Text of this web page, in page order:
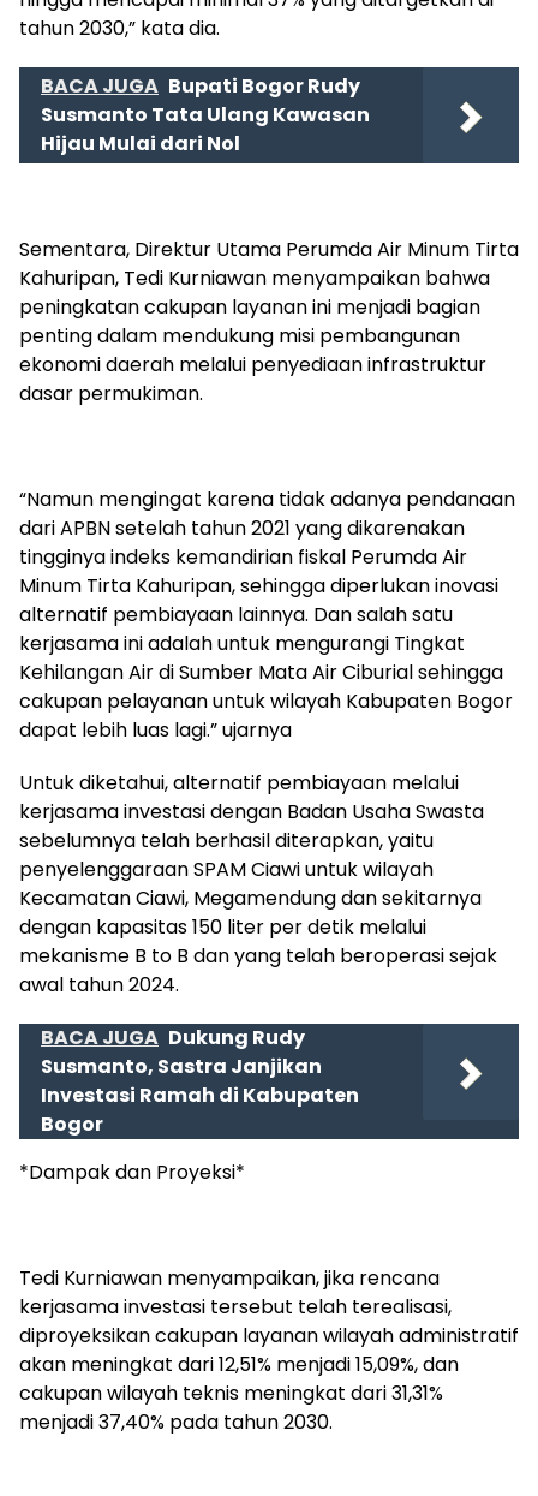
tahun 2030,” kata dia.
BACA JUGA Bupati Bogor Rudy
Susmanto Tata Ulang Kawasan
Hijau Mulai dari Nol
Sementara, Direktur Utama Perumda Air Minum Tirta
Kahuripan, Tedi Kurniawan menyampaikan bahwa
peningkatan cakupan layanan ini menjadi bagian
penting dalam mendukung misi pembangunan
ekonomi daerah melalui penyediaan infrastruktur
dasar permukiman.
“Namun mengingat karena tidak adanya pendanaan
dari APBN setelah tahun 2021 yang dikarenakan
tingginya indeks kemandirian fiskal Perumda Air
Minum Tirta Kahuripan, sehingga diperlukan inovasi
alternatif pembiayaan lainnya. Dan salah satu
kerjasama ini adalah untuk mengurangi Tingkat
Kehilangan Air di Sumber Mata Air Ciburial sehingga
cakupan pelayanan untuk wilayah Kabupaten Bogor
dapat lebih luas lagi.” ujarnya
Untuk diketahui, alternatif pembiayaan melalui
kerjasama investasi dengan Badan Usaha Swasta
sebelumnya telah berhasil diterapkan, yaitu
penyelenggaraan SPAM Ciawi untuk wilayah
Kecamatan Ciawi, Megamendung dan sekitarnya
dengan kapasitas 150 liter per detik melalui
mekanisme B to B dan yang telah beroperasi sejak
awal tahun 2024.
BACA JUGA Dukung Rudy
Susmanto, Sastra Janjikan
Investasi Ramah di Kabupaten
Bogor
*Dampak dan Proyeksi*
Tedi Kurniawan menyampaikan, jika rencana
kerjasama investasi tersebut telah terealisasi,
diproyeksikan cakupan layanan wilayah administratif
akan meningkat dari 12,51% menjadi 15,09%, dan
cakupan wilayah teknis meningkat dari 31,31%
menjadi 37,40% pada tahun 2030.